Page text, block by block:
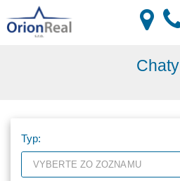
Chaty
Typ:
VYBERTE ZO ZOZNAMU